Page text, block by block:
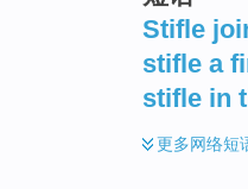
Stifle
stifle a
stifle in
更多网络短